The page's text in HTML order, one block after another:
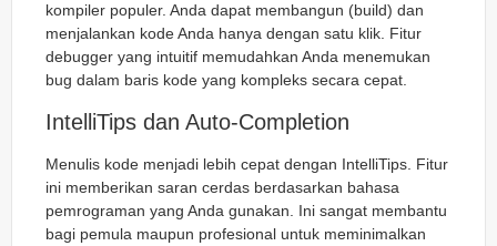
kompiler populer. Anda dapat membangun (build) dan
menjalankan kode Anda hanya dengan satu klik. Fitur
debugger yang intuitif memudahkan Anda menemukan
bug dalam baris kode yang kompleks secara cepat.
IntelliTips dan Auto-Completion
Menulis kode menjadi lebih cepat dengan IntelliTips. Fitur
ini memberikan saran cerdas berdasarkan bahasa
pemrograman yang Anda gunakan. Ini sangat membantu
bagi pemula maupun profesional untuk meminimalkan